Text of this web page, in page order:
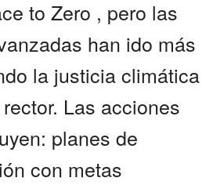
to Zero , pero las
han ido más
la justicia climática
Las acciones
planes de
con metas